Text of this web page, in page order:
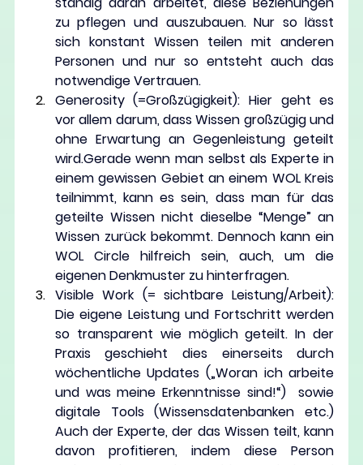
zu pflegen und auszubauen. Nur so lässt
sich konstant Wissen teilen mit anderen
Personen und nur so entsteht auch das
notwendige Vertrauen.
Generosity (=Großzügigkeit): Hier geht es
vor allem darum, dass Wissen großzügig und
ohne Erwartung an Gegenleistung geteilt
wird.Gerade wenn man selbst als Experte in
einem gewissen Gebiet an einem WOL Kreis
teilnimmt, kann es sein, dass man für das
geteilte Wissen nicht dieselbe “Menge” an
Wissen zurück bekommt. Dennoch kann ein
WOL Circle hilfreich sein, auch, um die
eigenen Denkmuster zu hinterfragen.
Visible Work (= sichtbare Leistung/Arbeit):
Die eigene Leistung und Fortschritt werden
so transparent wie möglich geteilt. In der
Praxis geschieht dies einerseits durch
wöchentliche Updates („Woran ich arbeite
und was meine Erkenntnisse sind!“)  sowie
digitale Tools (Wissensdatenbanken etc.)
Auch der Experte, der das Wissen teilt, kann
davon profitieren, indem diese Person